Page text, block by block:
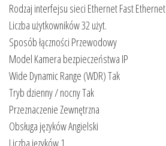
Rodzaj interfejsu sieci Ethernet Fast Ethernet
Liczba użytkowników 32 użyt.
Sposób łączności Przewodowy
Model Kamera bezpieczeństwa IP
Wide Dynamic Range (WDR) Tak
Tryb dzienny / nocny Tak
Przeznaczenie Zewnętrzna
Obsługa języków Angielski
Liczba języków 1